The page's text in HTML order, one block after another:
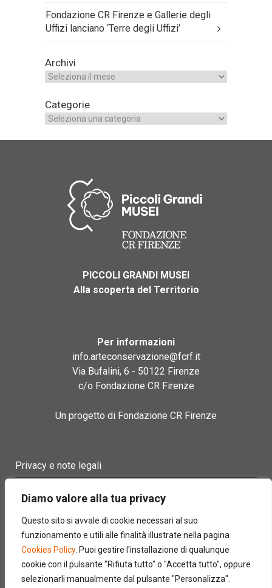
Diamo valore alla tua privacy
Questo sito si avvale di cookie necessari al suo
funzionamento e utili alle finalità illustrate nella pagina
Cookies Policy. Puoi gestire l'installazione di qualunque
cookie con il pulsante "Rifiuta tutto" o "Accetta tutto", oppure
selezionarli manualmente dal pulsante "Personalizza".
Fondazione CR Firenze e Gallerie degli
Uffizi lanciano ‘Terre degli Uffizi’
Archivi
Categorie
PICCOLI GRANDI MUSEI
Alla scoperta del Territorio
Per informazioni
info.arteconservazione@fcrf.it
Via Bufalini, 6 - 50122 Firenze
c/o Fondazione CR Firenze
Un progetto di Fondazione CR Firenze
Privacy e note legali
Cookie policy
Contatti